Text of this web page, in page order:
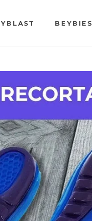
BEYBIES